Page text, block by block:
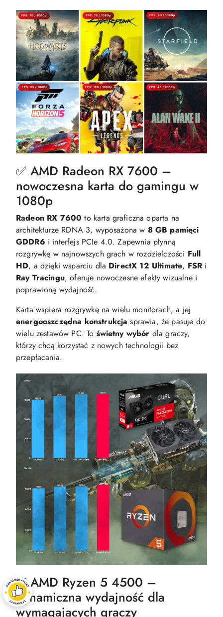
✅ AMD Radeon RX 7600 –
nowoczesna karta do gamingu w
1080p
Radeon RX 7600to karta graficzna oparta na
architekturze RDNA 3, wyposażona w 8 GB pamięci
GDDR6 i interfejs PCIe 4.0. Zapewnia płynną
rozgrywkę w najnowszych grach w rozdzielczości Full
HD, a dzięki wsparciu dla DirectX 12 Ultimate, FSR i
Ray Tracingu, oferuje nowoczesne efekty wizualne i
poprawioną wydajność.
Karta wspiera rozgrywkę na wielu monitorach, a jej
energooszczędna konstrukcja sprawia, że pasuje do
wielu zestawów PC. To świetny wybór dla graczy,
którzy chcą korzystać z nowych technologii bez
przepłacania.
✅ AMD Ryzen 5 4500 –
dynamiczna wydajność dla
wymagających graczy